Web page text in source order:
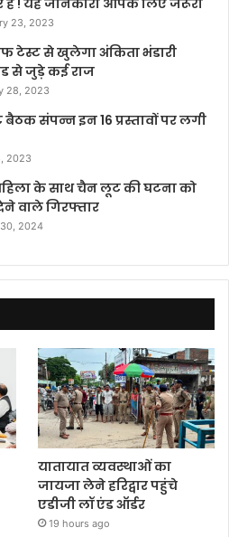
है ! यह जानकारी आपके लिए जरूरी
23, 2023
टेस्ट से खुलेगा अंकिता भंडारी
से जुड़े कई राज
28, 2023
संपन्न इन 16 प्रस्तावों पर लगी
2023
के साथ चैन लूट की घटना को
वाले गिरफ्तार
2024
यातायात व्यवस्थाओं का
जायजा लेने हरिद्वार पहुंचे
एडीजी लॉ एंड ऑर्डर
19 hours ago